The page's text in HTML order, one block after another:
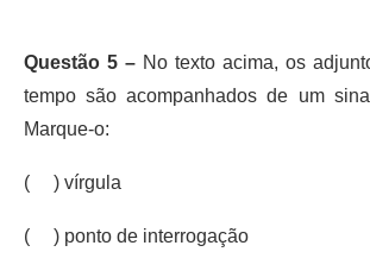
Questão 5 – No texto acima, os
tempo são acompanhados de um
Marque-o:
( ) vírgula
( ) ponto de interrogação